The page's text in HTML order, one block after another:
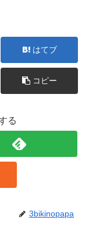
はてブ
コピー
る
3bikinopapa